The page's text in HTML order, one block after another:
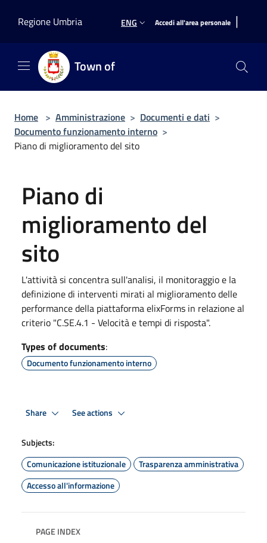
Regione Umbria
ENG Accedi all'area personale |
Town of
Home > Amministrazione > Documenti e dati >
Documento funzionamento interno >
Piano di miglioramento del sito
Piano di
miglioramento del
sito
L'attività si concentra sull'analisi, il monitoraggio e la
definizione di interventi mirati al miglioramento delle
performance della piattaforma elixForms in relazione al
criterio "C.SE.4.1 - Velocità e tempi di risposta".
Types of documents:
Documento funzionamento interno
Share See actions
Subjects:
Comunicazione istituzionale
Trasparenza amministrativa
Accesso all'informazione
PAGE INDEX